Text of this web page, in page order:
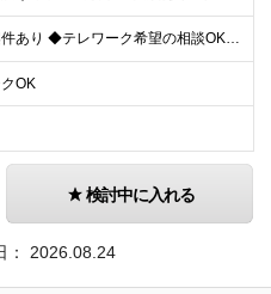
◆完全在宅案件あり ◆テレワーク希望の相談OK ◆転勤なし 東京都中央区日本橋久松町11-8 REGRARD NINGYOCHO B1F ┗一都三県（東京・神奈川・千葉・埼玉）の案件先へ勤務いただき
OK
検討中に入れる
： 2026.08.24